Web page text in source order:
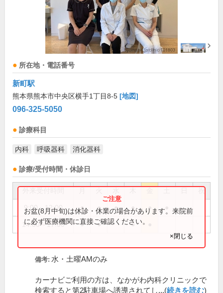
所在地・電話番号
新町駅
熊本県熊本市中央区横手1丁目8-5 [地図]
096-325-5050
診療科目
内科 呼吸器科 消化器科
診療/受付時間・休診日
祝
9:00～12:00 ● ● ● ● ●
14:00～17:00 ● ● ●
お盆(8月中旬)は休診・休業の場合があります。来院前
に必ず医療機関に直接ご確認ください。
×閉じる
備考: 水・土曜AMのみ
カーナビご利用の方は、なかがわ内科クリニックで
検索すると第2駐車場へ誘導されてし...(続きを読む)